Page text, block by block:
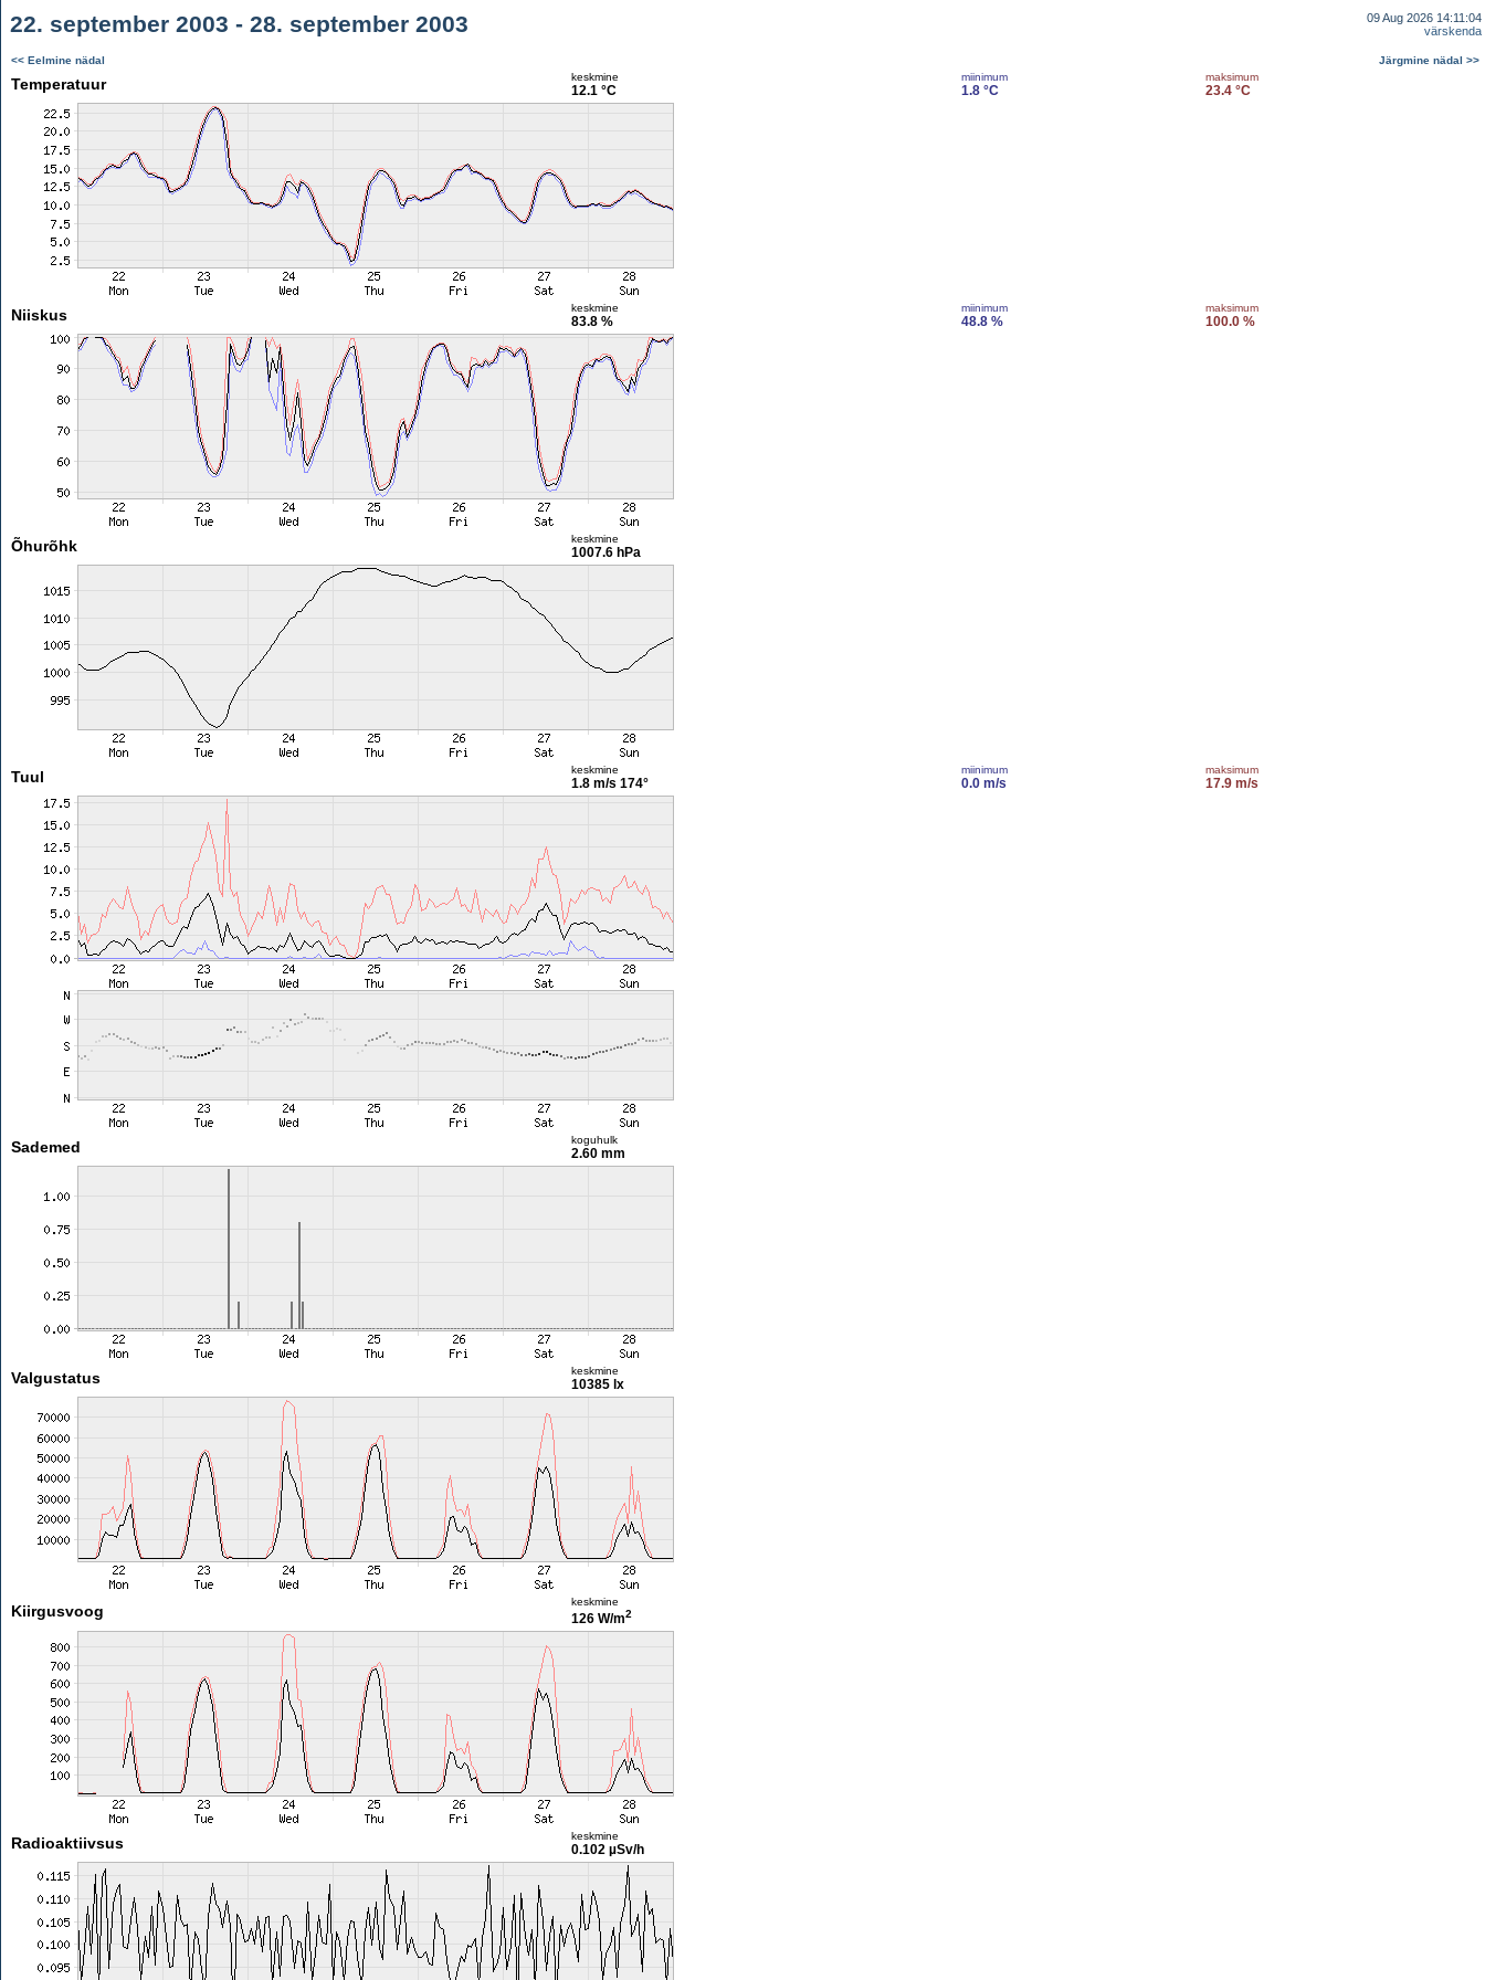
22. september 2003 - 28. september 2003
09 Aug 2026 14:11:04
värskenda
<< Eelmine nädal Järgmine nädal >>
Temperatuur keskmine
12.1 °C
miinimum
1.8 °C
maksimum
23.4 °C
Niiskus keskmine
83.8 %
miinimum
48.8 %
maksimum
100.0 %
Õhurõhk keskmine
1007.6 hPa
Tuul keskmine
1.8 m/s 174°
miinimum
0.0 m/s
maksimum
17.9 m/s
Sademed koguhulk
2.60 mm
Valgustatus keskmine
10385 lx
Kiirgusvoog
keskmine
126 W/m2
Radioaktiivsus keskmine
0.102 µSv/h